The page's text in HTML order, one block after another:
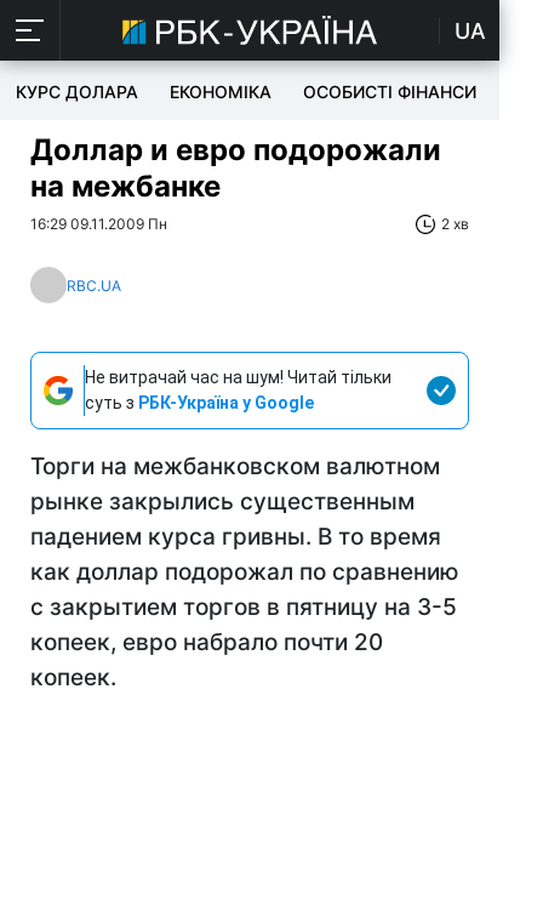
UA
КУРС ДОЛАРА ЕКОНОМІКА ОСОБИСТІ ФІНАНСИ
Доллар и евро подорожали
на межбанке
16:29 09.11.2009 Пн 2 хв
RBC.UA
Не витрачай час на шум! Читай тільки
суть з РБК-Україна у Google
Торги на межбанковском валютном
рынке закрылись существенным
падением курса гривны. В то время
как доллар подорожал по сравнению
с закрытием торгов в пятницу на 3-5
копеек, евро набрало почти 20
копеек.